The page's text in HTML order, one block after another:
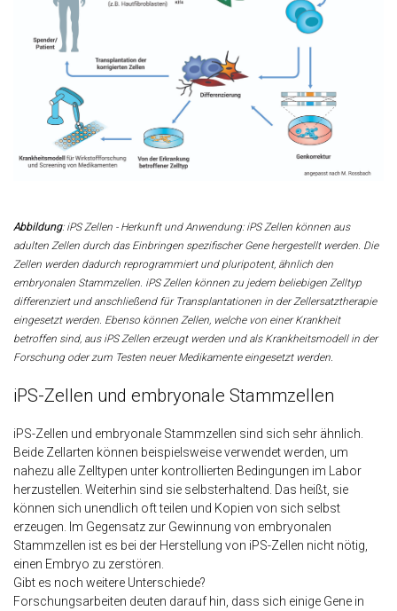
Abbildung: iPS Zellen - Herkunft und Anwendung: iPS Zellen können aus
adulten Zellen durch das Einbringen spezifischer Gene hergestellt werden. Die
Zellen werden dadurch reprogrammiert und pluripotent, ähnlich den
embryonalen Stammzellen. iPS Zellen können zu jedem beliebigen Zelltyp
differenziert und anschließend für Transplantationen in der Zellersatztherapie
eingesetzt werden. Ebenso können Zellen, welche von einer Krankheit
betroffen sind, aus iPS Zellen erzeugt werden und als Krankheitsmodell in der
Forschung oder zum Testen neuer Medikamente eingesetzt werden.
iPS-Zellen und embryonale Stammzellen
iPS-Zellen und embryonale Stammzellen sind sich sehr ähnlich.
Beide Zellarten können beispielsweise verwendet werden, um
nahezu alle Zelltypen unter kontrollierten Bedingungen im Labor
herzustellen. Weiterhin sind sie selbsterhaltend. Das heißt, sie
können sich unendlich oft teilen und Kopien von sich selbst
erzeugen. Im Gegensatz zur Gewinnung von embryonalen
Stammzellen ist es bei der Herstellung von iPS-Zellen nicht nötig,
einen Embryo zu zerstören.
Gibt es noch weitere Unterschiede?
Forschungsarbeiten deuten darauf hin, dass sich einige Gene in